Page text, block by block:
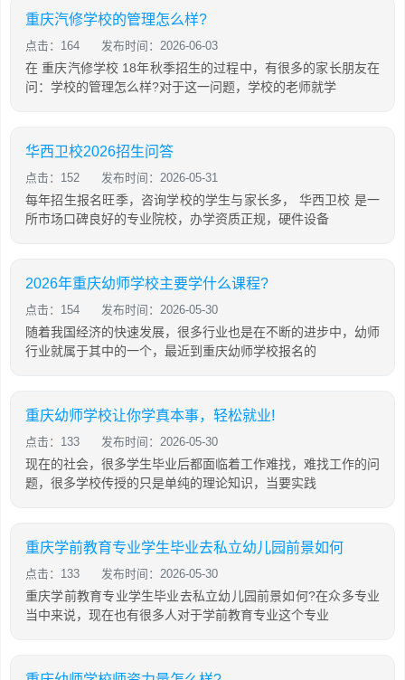
重庆汽修学校的管理怎么样?
点击：164 发布时间：2026-06-03
在 重庆汽修学校 18年秋季招生的过程中，有很多的家长朋友在
问：学校的管理怎么样?对于这一问题，学校的老师就学
华西卫校2026招生问答
点击：152 发布时间：2026-05-31
每年招生报名旺季，咨询学校的学生与家长多， 华西卫校 是一
所市场口碑良好的专业院校，办学资质正规，硬件设备
2026年重庆幼师学校主要学什么课程?
点击：154 发布时间：2026-05-30
随着我国经济的快速发展，很多行业也是在不断的进步中，幼师
行业就属于其中的一个，最近到重庆幼师学校报名的
重庆幼师学校让你学真本事，轻松就业!
点击：133 发布时间：2026-05-30
现在的社会，很多学生毕业后都面临着工作难找，难找工作的问
题，很多学校传授的只是单纯的理论知识，当要实践
重庆学前教育专业学生毕业去私立幼儿园前景如何
点击：133 发布时间：2026-05-30
重庆学前教育专业学生毕业去私立幼儿园前景如何?在众多专业
当中来说，现在也有很多人对于学前教育专业这个专业